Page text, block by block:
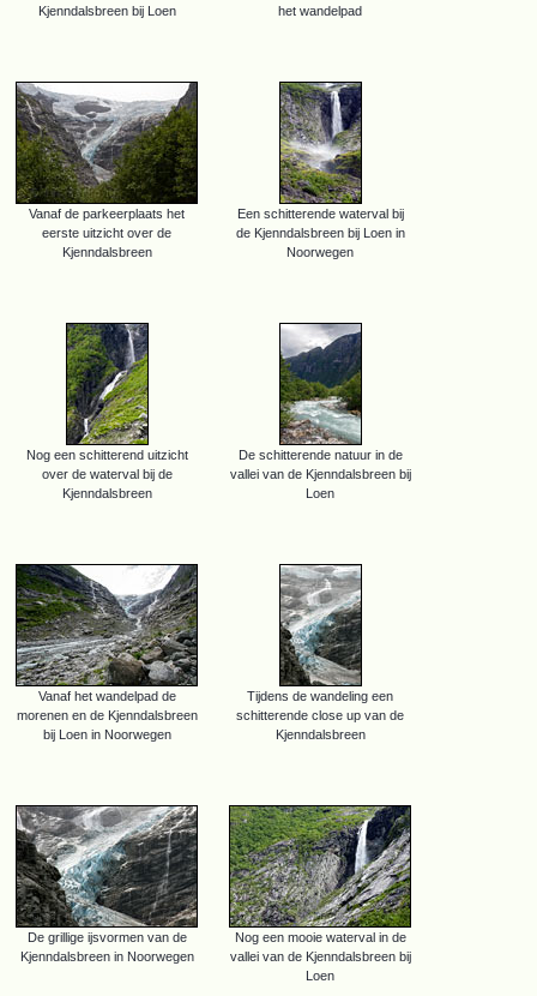
Kjenndalsbreen bij Loen
het wandelpad
Vanaf de parkeerplaats het
eerste uitzicht over de
Kjenndalsbreen
Een schitterende waterval bij
de Kjenndalsbreen bij Loen in
Noorwegen
Nog een schitterend uitzicht
over de waterval bij de
Kjenndalsbreen
De schitterende natuur in de
vallei van de Kjenndalsbreen bij
Loen
Vanaf het wandelpad de
morenen en de Kjenndalsbreen
bij Loen in Noorwegen
Tijdens de wandeling een
schitterende close up van de
Kjenndalsbreen
De grillige ijsvormen van de
Kjenndalsbreen in Noorwegen
Nog een mooie waterval in de
vallei van de Kjenndalsbreen bij
Loen